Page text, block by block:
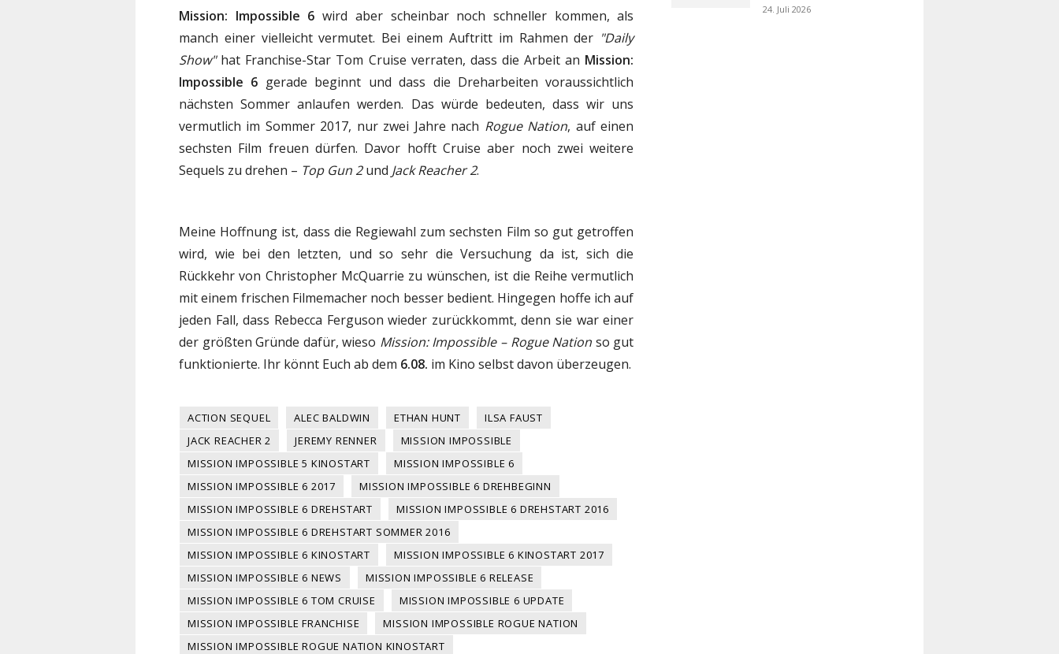
Mission: Impossible 6 wird aber scheinbar noch schneller kommen, als
manch einer vielleicht vermutet. Bei einem Auftritt im Rahmen der "Daily
Show"hat Franchise-Star Tom Cruise verraten, dass die Arbeit an Mission:
Impossible 6 gerade beginnt und dass die Dreharbeiten voraussichtlich
nächsten Sommer anlaufen werden. Das würde bedeuten, dass wir uns
vermutlich im Sommer 2017, nur zwei Jahre nach Rogue Nation, auf einen
sechsten Film freuen dürfen. Davor hofft Cruise aber noch zwei weitere
Sequels zu drehen – Top Gun 2und Jack Reacher 2.
Meine Hoffnung ist, dass die Regiewahl zum sechsten Film so gut getroffen
wird, wie bei den letzten, und so sehr die Versuchung da ist, sich die
Rückkehr von Christopher McQuarrie zu wünschen, ist die Reihe vermutlich
mit einem frischen Filmemacher noch besser bedient. Hingegen hoffe ich auf
jeden Fall, dass Rebecca Ferguson wieder zurückkommt, denn sie war einer
der größten Gründe dafür, wieso Mission: Impossible – Rogue Nation so gut
funktionierte. Ihr könnt Euch ab dem 6.08. im Kino selbst davon überzeugen.
ACTION SEQUEL ALEC BALDWIN ETHAN HUNT
ILSA FAUST
JACK REACHER 2
JEREMY RENNER
MISSION IMPOSSIBLE
MISSION IMPOSSIBLE 5 KINOSTART
MISSION IMPOSSIBLE 6
MISSION IMPOSSIBLE 6 2017
MISSION IMPOSSIBLE 6 DREHBEGINN
MISSION IMPOSSIBLE 6 DREHSTART
MISSION IMPOSSIBLE 6 DREHSTART 2016
MISSION IMPOSSIBLE 6 DREHSTART SOMMER 2016
MISSION IMPOSSIBLE 6 KINOSTART
MISSION IMPOSSIBLE 6 KINOSTART 2017
MISSION IMPOSSIBLE 6 NEWS
MISSION IMPOSSIBLE 6 RELEASE
MISSION IMPOSSIBLE 6 TOM CRUISE
MISSION IMPOSSIBLE 6 UPDATE
MISSION IMPOSSIBLE FRANCHISE
MISSION IMPOSSIBLE ROGUE NATION
MISSION IMPOSSIBLE ROGUE NATION KINOSTART
24. Juli 2026